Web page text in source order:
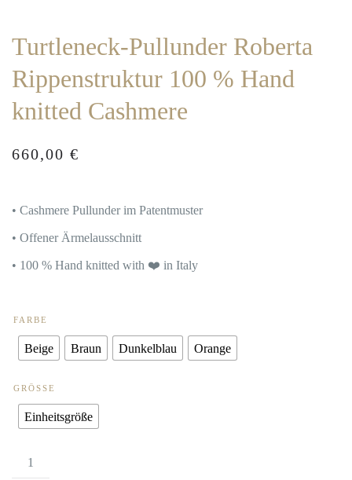
Turtleneck-Pullunder Roberta
Rippenstruktur 100 % Hand
knitted Cashmere
660,00 €
• Cashmere Pullunder im Patentmuster
• Offener Ärmelausschnitt
• 100 % Hand knitted with ❤️ in Italy
FARBE
Beige Braun Dunkelblau Orange
GRÖSSE
Einheitsgröße
Turtleneck-